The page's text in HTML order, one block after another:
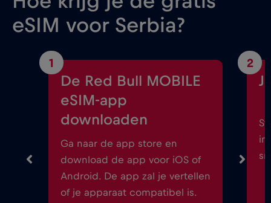
eSIM voor Serbia?
1
De Red Bull MOBILE
eSIM-app
downloaden
Ga naar de app store en
download de app voor iOS of
Android. De app zal je vertellen
of je apparaat compatibel is.
2